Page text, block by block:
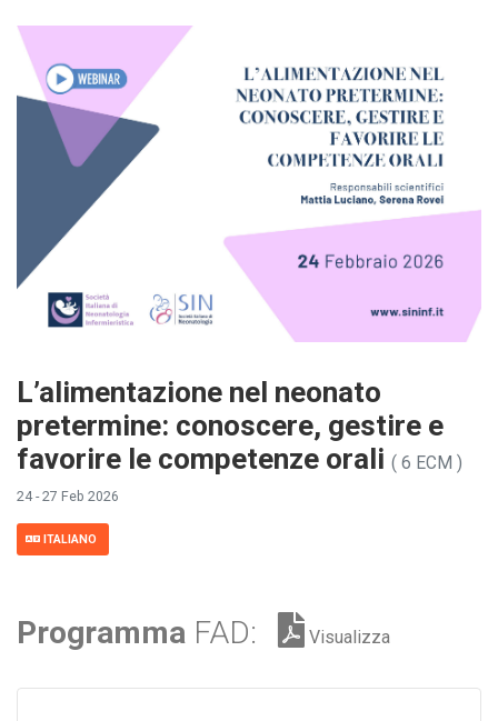
L’alimentazione nel neonato
pretermine: conoscere, gestire e
favorire le competenze orali ( 6 ECM )
24 - 27 Feb 2026
ITALIANO
Programma FAD: Visualizza